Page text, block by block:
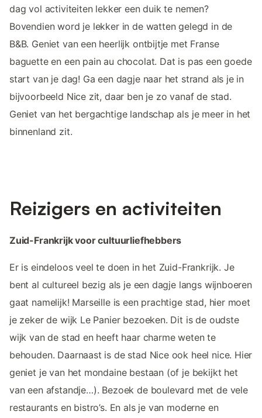
dag vol activiteiten lekker een duik te nemen?
Bovendien word je lekker in de watten gelegd in de
B&B. Geniet van een heerlijk ontbijtje met Franse
baguette en een pain au chocolat. Dat is pas een goede
start van je dag! Ga een dagje naar het strand als je in
bijvoorbeeld Nice zit, daar ben je zo vanaf de stad.
Geniet van het bergachtige landschap als je meer in het
binnenland zit.
Reizigers en activiteiten
Zuid-Frankrijk voor cultuurliefhebbers
Er is eindeloos veel te doen in het Zuid-Frankrijk. Je
bent al cultureel bezig als je een dagje langs wijnboeren
gaat namelijk! Marseille is een prachtige stad, hier moet
je zeker de wijk Le Panier bezoeken. Dit is de oudste
wijk van de stad en heeft haar charme weten te
behouden. Daarnaast is de stad Nice ook heel nice. Hier
geniet je van het mondaine bestaan (of je bekijkt het
van een afstandje…). Bezoek de boulevard met de vele
restaurants en bistro’s. En als je van moderne en